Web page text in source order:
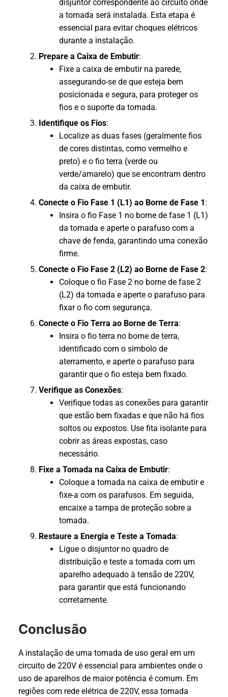
disjuntor correspondente ao circuito onde
a tomada será instalada. Esta etapa é
essencial para evitar choques elétricos
durante a instalação.
Prepare a Caixa de Embutir:
Fixe a caixa de embutir na parede,
assegurando-se de que esteja bem
posicionada e segura, para proteger os
fios e o suporte da tomada.
Identifique os Fios:
Localize as duas fases (geralmente fios
de cores distintas, como vermelho e
preto) e o fio terra (verde ou
verde/amarelo) que se encontram dentro
da caixa de embutir.
Conecte o Fio Fase 1 (L1) ao Borne de Fase 1 :
Insira o fio Fase 1 no borne de fase 1 (L1)
da tomada e aperte o parafuso com a
chave de fenda, garantindo uma conexão
firme.
Conecte o Fio Fase 2 (L2) ao Borne de Fase 2:
Coloque o fio Fase 2 no borne de fase 2
(L2) da tomada e aperte o parafuso para
fixar o fio com segurança.
Conecte o Fio Terra ao Borne de Terra:
Insira o fio terra no borne de terra,
identificado com o símbolo de
aterramento, e aperte o parafuso para
garantir que o fio esteja bem fixado.
Verifique as Conexões:
Verifique todas as conexões para garantir
que estão bem fixadas e que não há fios
soltos ou expostos. Use fita isolante para
cobrir as áreas expostas, caso
necessário.
Fixe a Tomada na Caixa de Embutir:
Coloque a tomada na caixa de embutir e
fixe-a com os parafusos. Em seguida,
encaixe a tampa de proteção sobre a
tomada.
Restaure a Energia e Teste a Tomada:
Ligue o disjuntor no quadro de
distribuição e teste a tomada com um
aparelho adequado à tensão de 220V,
para garantir que está funcionando
corretamente.
Conclusão
A instalação de uma tomada de uso geral em um
circuito de 220V é essencial para ambientes onde o
uso de aparelhos de maior potência é comum. Em
regiões com rede elétrica de 220V, essa tomada